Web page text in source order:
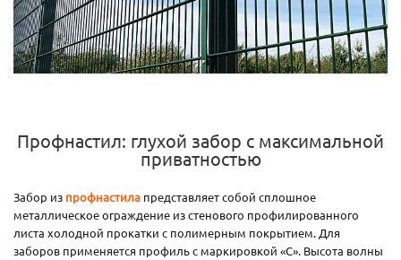
Профнастил: глухой забор с максимальной
приватностью
Забор из профнастила представляет собой сплошное
металлическое ограждение из стенового профилированного
листа холодной прокатки с полимерным покрытием. Для
заборов применяется профиль с маркировкой «С». Высота волны